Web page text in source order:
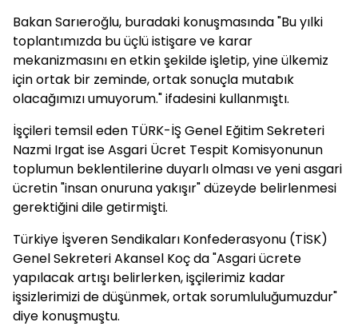
Bakan Sarıeroğlu, buradaki konuşmasında "Bu yılki
toplantımızda bu üçlü istişare ve karar
mekanizmasını en etkin şekilde işletip, yine ülkemiz
için ortak bir zeminde, ortak sonuçla mutabık
olacağımızı umuyorum." ifadesini kullanmıştı.
İşçileri temsil eden TÜRK-İŞ Genel Eğitim Sekreteri
Nazmi Irgat ise Asgari Ücret Tespit Komisyonunun
toplumun beklentilerine duyarlı olması ve yeni asgari
ücretin "insan onuruna yakışır" düzeyde belirlenmesi
gerektiğini dile getirmişti.
Türkiye İşveren Sendikaları Konfederasyonu (TİSK)
Genel Sekreteri Akansel Koç da "Asgari ücrete
yapılacak artışı belirlerken, işçilerimiz kadar
işsizlerimizi de düşünmek, ortak sorumluluğumuzdur"
diye konuşmuştu.